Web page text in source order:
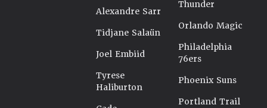
Alexandre Sarr
Tidjane Salaün
Joel Embiid
Tyrese
Haliburton
Thunder
Orlando Magic
Philadelphia
76ers
Phoenix Suns
Portland Trail